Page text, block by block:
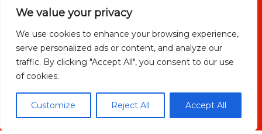
We value your privacy
We use cookies to enhance your browsing experience,
serve personalized ads or content, and analyze our
traffic. By clicking "Accept All", you consent to our use
of cookies.
Customize Reject All Accept All
He leido y acepto la política de privacidad
ENVIAR